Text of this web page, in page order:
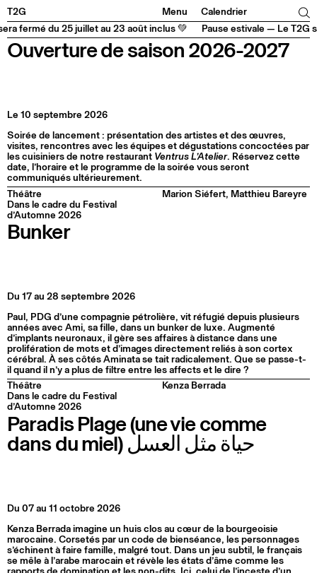
T2G Menu Calendrier
Facebook
Linkedin
fermé du 25 juillet au 23 août inclus 💚 Pause estivale — Le T2G
Ouverture de saison 2026-2027
Le 10 septembre 2026
Soirée de lancement : présentation des artistes et des œuvres,
visites, rencontres avec les équipes et dégustations concoctées par
les cuisiniers de notre restaurant Ventrus L’Atelier. Réservez cette
date, l’horaire et le programme de la soirée vous seront
communiqués ultérieurement.
Théâtre
Dans le cadre du Festival
d’Automne 2026
Marion Siéfert, Matthieu Bareyre
Bunker
Du 17 au 28 septembre 2026
Paul, PDG d’une compagnie pétrolière, vit réfugié depuis plusieurs
années avec Ami, sa fille, dans un bunker de luxe. Augmenté
d’implants neuronaux, il gère ses affaires à distance dans une
prolifération de mots et d’images directement reliés à son cortex
cérébral. À ses côtés Aminata se tait radicalement. Que se passe-t-
il quand il n’y a plus de filtre entre les affects et le dire ?
Théâtre
Dans le cadre du Festival
d’Automne 2026
Kenza Berrada
Paradis Plage (une vie comme
dans du miel) حياة مثل العسل
Du 07 au 11 octobre 2026
Kenza Berrada imagine un huis clos au cœur de la bourgeoisie
marocaine. Corsetés par un code de bienséance, les personnages
s’échinent à faire famille, malgré tout. Dans un jeu subtil, le français
se mêle à l’arabe marocain et révèle les états d’âme comme les